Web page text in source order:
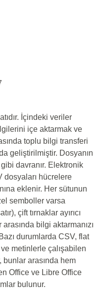
İçindeki veriler
içe aktarmak ve
toplu bilgi transferi
geliştirilmiştir. Dosyanın
gibi davranır. Elektronik
dosyaları hücrelere
eklenir. Her sütunun
semboller varsa
çift tırnaklar ayırıcı
bilgi aktarmanızı
durumlarda CSV, flat
metinlerle çalışabilen
bunlar arasında hem
Office ve Libre Office
bulunur.